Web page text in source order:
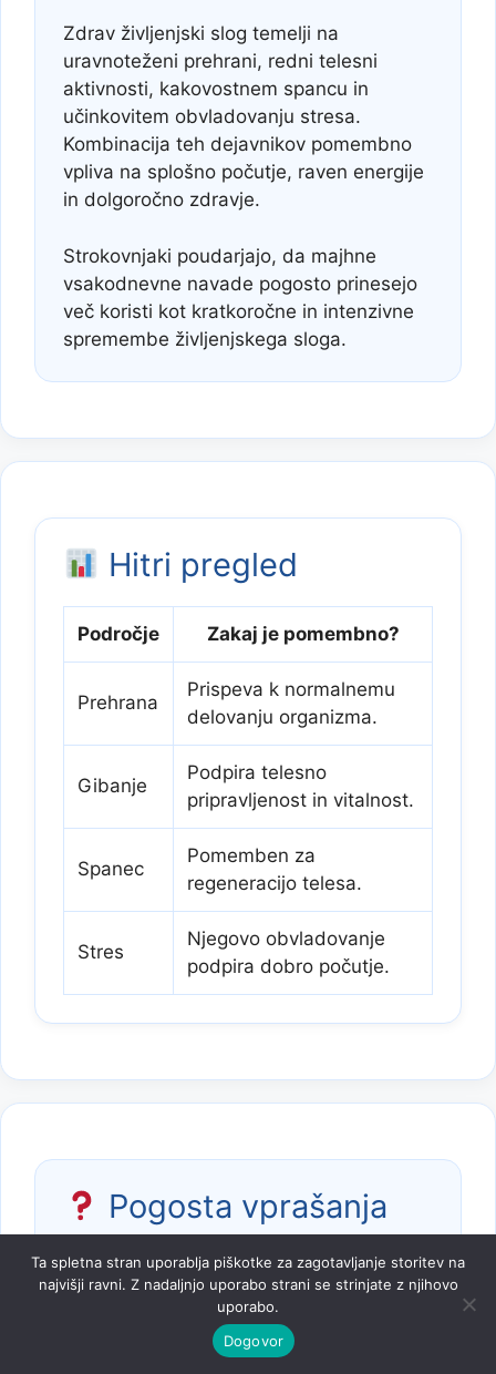
Zdrav življenjski slog temelji na
uravnoteženi prehrani, redni telesni
aktivnosti, kakovostnem spancu in
učinkovitem obvladovanju stresa.
Kombinacija teh dejavnikov pomembno
vpliva na splošno počutje, raven energije
in dolgoročno zdravje.
Strokovnjaki poudarjajo, da majhne
vsakodnevne navade pogosto prinesejo
več koristi kot kratkoročne in intenzivne
spremembe življenjskega sloga.
Hitri pregled
Področje Zakaj je pomembno?
Prehrana
Prispeva k normalnemu
delovanju organizma.
Gibanje
Podpira telesno
pripravljenost in vitalnost.
Spanec
Pomemben za
regeneracijo telesa.
Stres
Njegovo obvladovanje
podpira dobro počutje.
Pogosta vprašanja
Kaj najbolj vpliva na zdravje?
Največji vpliv imajo prehrana, telesna
aktivnost, spanec in življenjske
Ta spletna stran uporablja piškotke za zagotavljanje storitev na
najvišji ravni. Z nadaljnjo uporabo strani se strinjate z njihovo
uporabo.
Dogovor